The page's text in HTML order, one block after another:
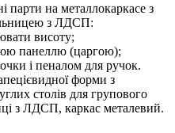
парти на металлокаркасе з
з ЛДСП:
висоту;
панеллю (царгою);
і пеналом для ручок.
форми з
столів для групового
з ЛДСП, каркас металевий.